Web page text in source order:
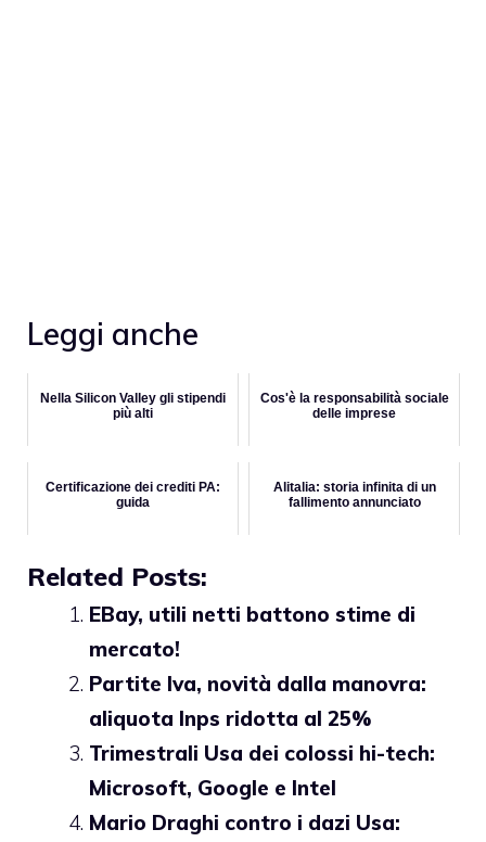
Leggi anche
Nella Silicon Valley gli stipendi
più alti
Cos'è la responsabilità sociale
delle imprese
Certificazione dei crediti PA:
guida
Alitalia: storia infinita di un
fallimento annunciato
Related Posts:
EBay, utili netti battono stime di
mercato!
Partite Iva, novità dalla manovra:
aliquota Inps ridotta al 25%
Trimestrali Usa dei colossi hi-tech:
Microsoft, Google e Intel
Mario Draghi contro i dazi Usa: